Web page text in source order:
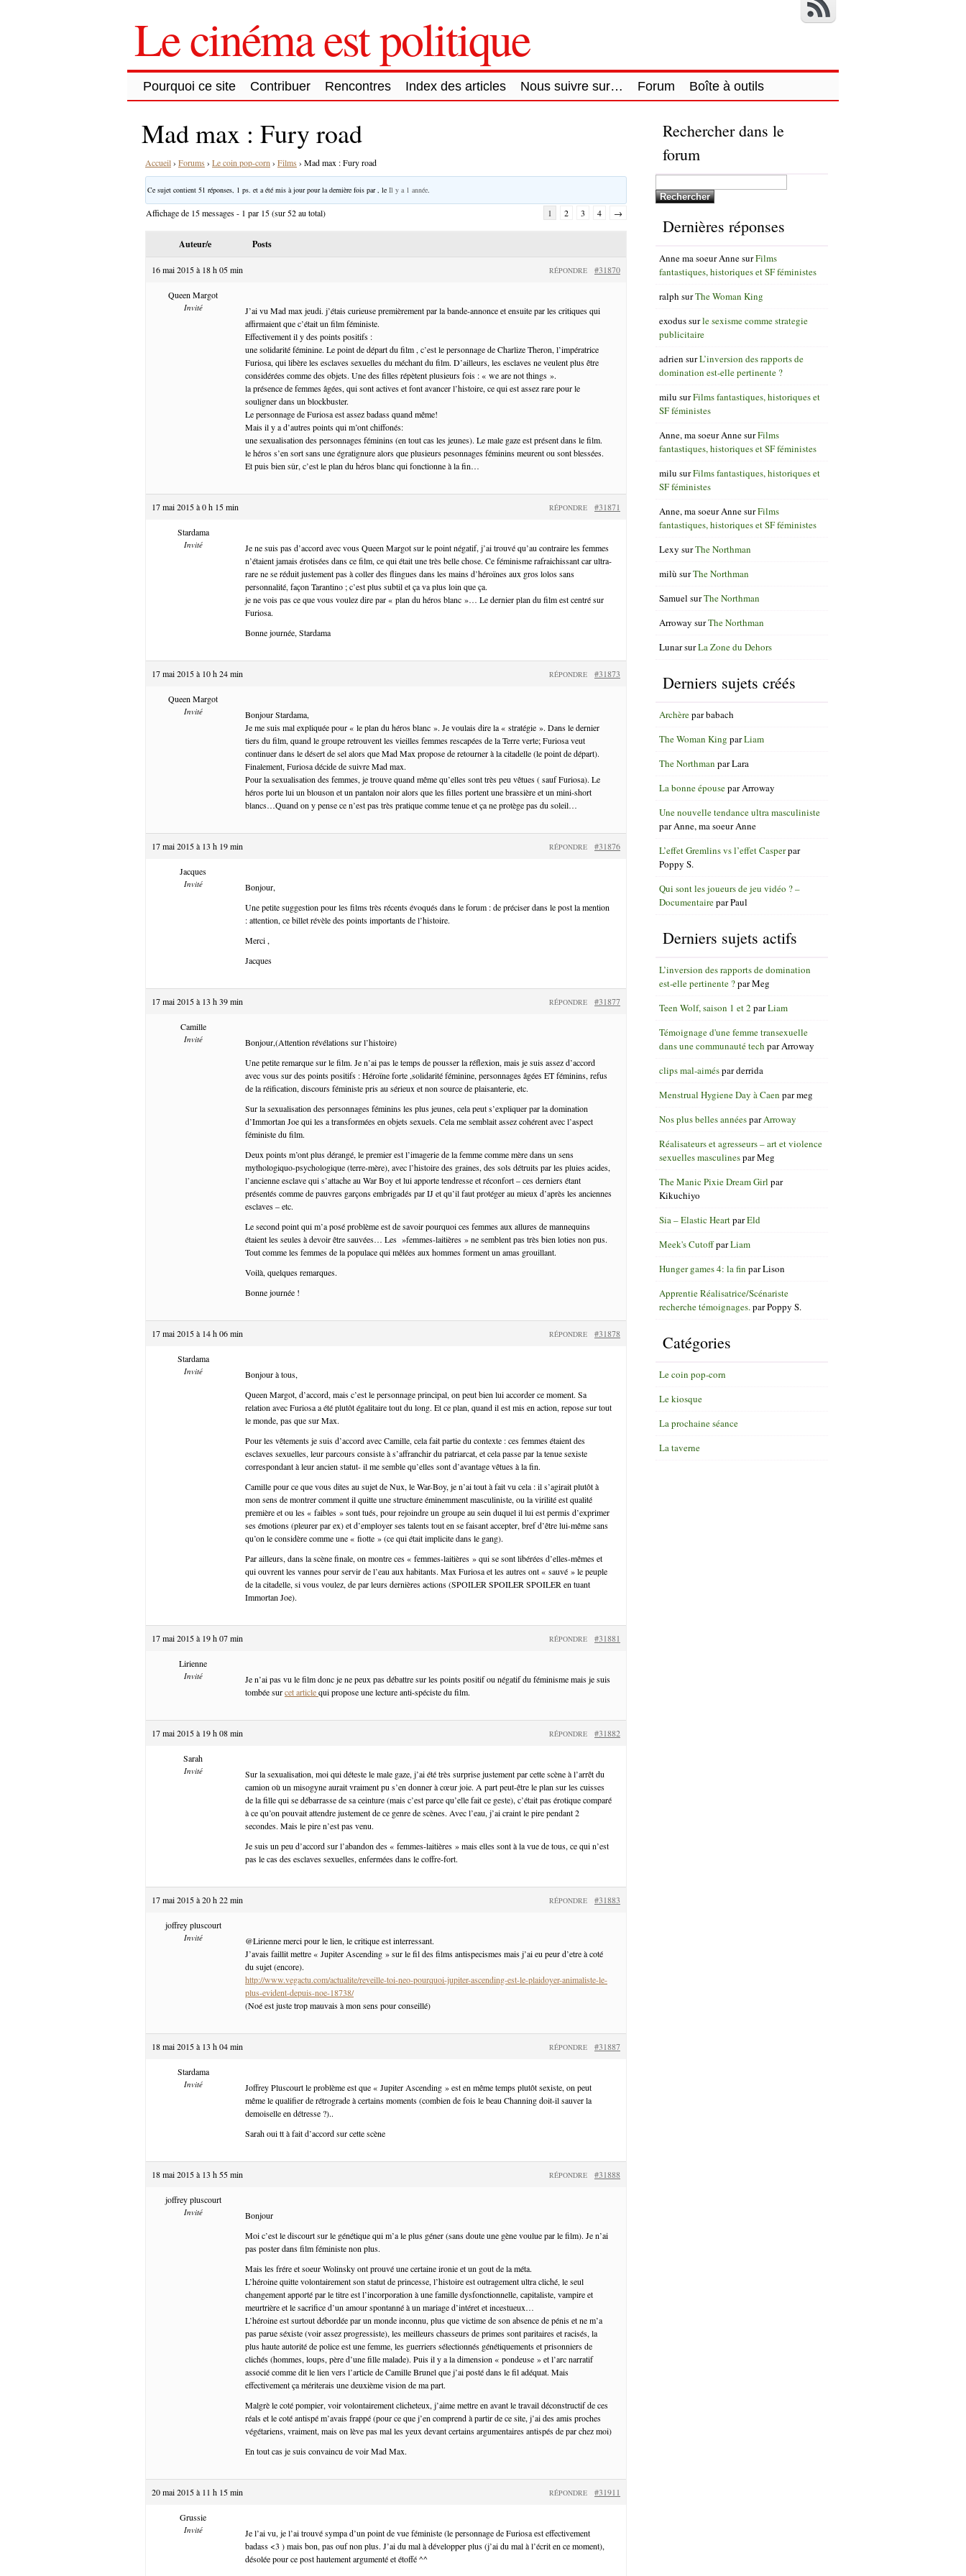
Le cinéma est politique
Pourquoi ce site Contribuer Rencontres Index des articles Nous suivre sur… Forum Boîte à outils
Mad max : Fury road
Accueil› Forums › Le coin pop-corn › Films › Mad max : Fury road
Ce sujet contient 51 réponses, 1 ps. et a été mis à jour pour la dernière fois par , le Il y a 1 année
Affichage de 15 messages - 1 par 15 (sur 52 au total) 1 2 3 4 →
Auteur/e Posts
16 mai 2015 à 18 h 05 min #31870
RÉPONDRE
Queen Margot
Invité
J’ai vu Mad max jeudi. j’étais curieuse premièrement par la bande-annonce et ensuite par les critiques qui
affirmaient que c’était un film féministe.
Effectivement il y des points positifs :
une solidarité féminine. Le point de départ du film , c’est le personnage de Charlize Theron, l’impératrice
Furiosa, qui libère les esclaves sexuelles du méchant du film. D’ailleurs, les esclaves ne veulent plus être
considérées comme des objets. Une des filles répètent plusieurs fois : « we are not things ».
la présence de femmes âgées, qui sont actives et font avancer l’histoire, ce qui est assez rare pour le
souligner dans un blockbuster.
Le personnage de Furiosa est assez badass quand même!
Mais il y a d’autres points qui m’ont chiffonés:
une sexualisation des personnages féminins (en tout cas les jeunes). Le male gaze est présent dans le film.
le héros s’en sort sans une égratignure alors que plusieurs pesonnages féminins meurent ou sont blessées.
Et puis bien sûr, c’est le plan du héros blanc qui fonctionne à la fin…
17 mai 2015 à 0 h 15 min #31871
RÉPONDRE
Stardama
Invité
Je ne suis pas d’accord avec vous Queen Margot sur le point négatif, j’ai trouvé qu’au contraire les femmes
n’étaient jamais érotisées dans ce film, ce qui était une très belle chose. Ce féminisme rafraichissant car ultra-
rare ne se réduit justement pas à coller des flingues dans les mains d’héroïnes aux gros lolos sans
personnalité, façon Tarantino ; c’est plus subtil et ça va plus loin que ça.
je ne vois pas ce que vous voulez dire par « plan du héros blanc »… Le dernier plan du film est centré sur
Furiosa.
Bonne journée, Stardama
17 mai 2015 à 10 h 24 min #31873
RÉPONDRE
Queen Margot
Invité
Bonjour Stardama,
Je me suis mal expliquée pour « le plan du héros blanc ». Je voulais dire la « stratégie ». Dans le dernier
tiers du film, quand le groupe retrouvent les vieilles femmes rescapées de la Terre verte; Furiosa veut
continuer dans le désert de sel alors que Mad Max propose de retourner à la citadelle (le point de départ).
Finalement, Furiosa décide de suivre Mad max.
Pour la sexualisation des femmes, je trouve quand même qu’elles sont très peu vêtues ( sauf Furiosa). Le
héros porte lui un blouson et un pantalon noir alors que les filles portent une brassière et un mini-short
blancs…Quand on y pense ce n’est pas très pratique comme tenue et ça ne protège pas du soleil…
17 mai 2015 à 13 h 19 min #31876
RÉPONDRE
Jacques
Invité
Bonjour,
Une petite suggestion pour les films très récents évoqués dans le forum : de préciser dans le post la mention
: attention, ce billet révèle des points importants de l’histoire.
Merci ,
Jacques
17 mai 2015 à 13 h 39 min #31877
RÉPONDRE
Camille
Invité
Bonjour,(Attention révélations sur l’histoire)
Une petite remarque sur le film. Je n’ai pas le temps de pousser la réflexion, mais je suis assez d’accord
avec vous sur des points positifs : Héroïne forte ,solidarité féminine, personnages âgées ET féminins, refus
de la réification, discours féministe pris au sérieux et non source de plaisanterie, etc.
Sur la sexualisation des personnages féminins les plus jeunes, cela peut s’expliquer par la domination
d’Immortan Joe qui les a transformées en objets sexuels. Cela me semblait assez cohérent avec l’aspect
féministe du film.
Deux points m’ont plus dérangé, le premier est l’imagerie de la femme comme mère dans un sens
mythologiquo-psychologique (terre-mère), avec l’histoire des graines, des sols détruits par les pluies acides,
l’ancienne esclave qui s’attache au War Boy et lui apporte tendresse et réconfort – ces derniers étant
présentés comme de pauvres garçons embrigadés par IJ et qu’il faut protéger au mieux d’après les anciennes
esclaves – etc.
Le second point qui m’a posé problème est de savoir pourquoi ces femmes aux allures de mannequins
étaient les seules à devoir être sauvées… Les »femmes-laitières » ne semblent pas très bien loties non pus.
Tout comme les femmes de la populace qui mêlées aux hommes forment un amas grouillant.
Voilà, quelques remarques.
Bonne journée !
17 mai 2015 à 14 h 06 min #31878
RÉPONDRE
Stardama
Invité
Bonjour à tous,
Queen Margot, d’accord, mais c’est le personnage principal, on peut bien lui accorder ce moment. Sa
relation avec Furiosa a été plutôt égalitaire tout du long. Et ce plan, quand il est mis en action, repose sur tout
le monde, pas que sur Max.
Pour les vêtements je suis d’accord avec Camille, cela fait partie du contexte : ces femmes étaient des
esclaves sexuelles, leur parcours consiste à s’affranchir du patriarcat, et cela passe par la tenue sexiste
correspondant à leur ancien statut- il me semble qu’elles sont d’avantage vêtues à la fin.
Camille pour ce que vous dites au sujet de Nux, le War-Boy, je n’ai tout à fait vu cela : il s’agirait plutôt à
mon sens de montrer comment il quitte une structure éminemment masculiniste, ou la virilité est qualité
première et ou les « faibles » sont tués, pour rejoindre un groupe au sein duquel il lui est permis d’exprimer
ses émotions (pleurer par ex) et d’employer ses talents tout en se faisant accepter, bref d’être lui-même sans
qu’on le considère comme une « fiotte » (ce qui était implicite dans le gang).
Par ailleurs, dans la scène finale, on montre ces « femmes-laitières » qui se sont libérées d’elles-mêmes et
qui ouvrent les vannes pour servir de l’eau aux habitants. Max Furiosa et les autres ont « sauvé » le peuple
de la citadelle, si vous voulez, de par leurs dernières actions (SPOILER SPOILER SPOILER en tuant
Immortan Joe).
17 mai 2015 à 19 h 07 min #31881
RÉPONDRE
Lirienne
Invité
Je n’ai pas vu le film donc je ne peux pas débattre sur les points positif ou négatif du féminisme mais je suis
tombée surcet articlequi propose une lecture anti-spéciste du film.
17 mai 2015 à 19 h 08 min #31882
RÉPONDRE
Sarah
Invité
Sur la sexualisation, moi qui déteste le male gaze, j’ai été très surprise justement par cette scène à l’arrêt du
camion où un misogyne aurait vraiment pu s’en donner à cœur joie. A part peut-être le plan sur les cuisses
de la fille qui se débarrasse de sa ceinture (mais c’est parce qu’elle fait ce geste), c’était pas érotique comparé
à ce qu’on pouvait attendre justement de ce genre de scènes. Avec l’eau, j’ai craint le pire pendant 2
secondes. Mais le pire n’est pas venu.
Je suis un peu d’accord sur l’abandon des « femmes-laitières » mais elles sont à la vue de tous, ce qui n’est
pas le cas des esclaves sexuelles, enfermées dans le coffre-fort.
17 mai 2015 à 20 h 22 min #31883
RÉPONDRE
joffrey pluscourt
Invité
@Lirienne merci pour le lien, le critique est interressant.
J’avais faillit mettre « Jupiter Ascending » sur le fil des films antispecismes mais j’ai eu peur d’etre à coté
du sujet (encore).
http://www.vegactu.com/actualite/reveille-toi-neo-pourquoi-jupiter-ascending-est-le-plaidoyer-animaliste-le-
plus-evident-depuis-noe-18738/
(Noé est juste trop mauvais à mon sens pour conseillé)
18 mai 2015 à 13 h 04 min #31887
RÉPONDRE
Stardama
Invité
Joffrey Pluscourt le problème est que « Jupiter Ascending » est en même temps plutôt sexiste, on peut
même le qualifier de rétrograde à certains moments (combien de fois le beau Channing doit-il sauver la
demoiselle en détresse ?)..
Sarah oui tt à fait d’accord sur cette scène
18 mai 2015 à 13 h 55 min #31888
RÉPONDRE
joffrey pluscourt
Invité
Bonjour
Moi c’est le discourt sur le génétique qui m’a le plus géner (sans doute une gène voulue par le film). Je n’ai
pas poster dans film féministe non plus.
Mais les frére et soeur Wolinsky ont prouvé une certaine ironie et un gout de la méta.
L’héroine quitte volontairement son statut de princesse, l’histoire est outragement ultra cliché, le seul
changement apporté par le titre est l’incorporation à une famille dysfonctionnelle, capitaliste, vampire et
meurtrière et le sacrifice d’un amour spontanné à un mariage d’intéret et incestueux…
L’héroine est surtout débordée par un monde inconnu, plus que victime de son absence de pénis et ne m’a
pas parue séxiste (voir assez progressiste), les meilleurs chasseurs de primes sont paritaires et racisés, la
plus haute autorité de police est une femme, les guerriers sélectionnés génétiquements et prisonniers de
clichés (hommes, loups, père d’une fille malade). Puis il y a la dimension « pondeuse » et l’arc narratif
associé comme dit le lien vers l’article de Camille Brunel que j’ai posté dans le fil adéquat. Mais
effectivement ça mériterais une deuxième vision de ma part.
Malgrè le coté pompier, voir volontairement clicheteux, j’aime mettre en avant le travail déconstructif de ces
réals et le coté antispé m’avais frappé (pour ce que j’en comprend à partir de ce site, j’ai des amis proches
végétariens, vraiment, mais on lève pas mal les yeux devant certains argumentaires antispés de par chez moi)
En tout cas je suis convaincu de voir Mad Max.
20 mai 2015 à 11 h 15 min #31911
RÉPONDRE
Grussie
Invité
Je l’ai vu, je l’ai trouvé sympa d’un point de vue féministe (le personnage de Furiosa est effectivement
badass <3 ) mais bon, pas ouf non plus. J’ai du mal à développer plus (j’ai du mal à l’écrit en ce moment),
désolée pour ce post hautement argumenté et étoffé ^^
Rechercher dans le
forum
Dernières réponses
Anne ma soeur AnnesurFilms
fantastiques, historiques et SF féministes
ralph surThe Woman King
exodussurle sexisme comme strategie
publicitaire
adrien surL’inversion des rapports de
domination est-elle pertinente ?
milu surFilms fantastiques, historiques et
SF féministes
Anne, ma soeur AnnesurFilms
fantastiques, historiques et SF féministes
milu surFilms fantastiques, historiques et
SF féministes
Anne, ma soeur AnnesurFilms
fantastiques, historiques et SF féministes
Lexy surThe Northman
milù surThe Northman
Samuel surThe Northman
Arroway surThe Northman
LunarsurLa Zone du Dehors
Derniers sujets créés
Archèreparbabach
The Woman King parLiam
The Northman parLara
La bonne épouseparArroway
Une nouvelle tendance ultra masculiniste
parAnne, ma soeur Anne
L’effet Gremlins vs l’effet Casperpar
Poppy S.
Qui sont les joueurs de jeu vidéo ? –
DocumentaireparPaul
Derniers sujets actifs
L’inversion des rapports de domination
est-elle pertinente ?parMeg
Teen Wolf, saison 1 et 2 parLiam
Témoignage d'une femme transexuelle
dans une communauté tech parArroway
clips mal-aimésparderrida
Menstrual Hygiene Day à Caen parmeg
Nos plus belles annéesparArroway
Réalisateurs et agresseurs – art et violence
sexuelles masculinesparMeg
The Manic Pixie Dream Girl par
Kikuchiyo
Sia – Elastic HeartparEld
Meek's CutoffparLiam
Hunger games 4: la fin parLison
Apprentie Réalisatrice/Scénariste
recherche témoignages. parPoppy S.
Catégories
Le coin pop-corn
Le kiosque
La prochaine séance
La taverne